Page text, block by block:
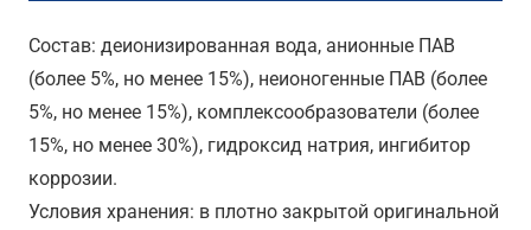
Состав: деионизированная вода, анионные ПАВ
(более 5%, но менее 15%), неионогенные ПАВ (более
5%, но менее 15%), комплексообразователи (более
15%, но менее 30%), гидроксид натрия, ингибитор
коррозии.
Условия хранения: в плотно закрытой оригинальной